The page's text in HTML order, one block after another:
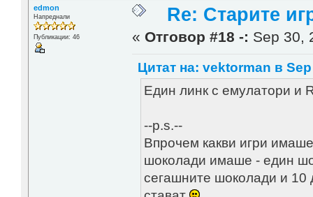
edmon
Напреднали
Публикации: 46
Re: Старите
« Отговор #18 -: Sep 30,
Цитат на: vektorman в
Един линк с емулатори и
--p.s.--
Впрочем какви игри
шоколади имаше - един
сегашните шоколади и 10